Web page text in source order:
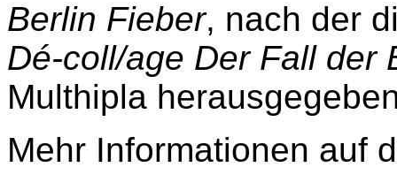
Berlin Fieber, nach der
Dé-coll/age Der Fall der
Multhipla
Mehr Informationen auf